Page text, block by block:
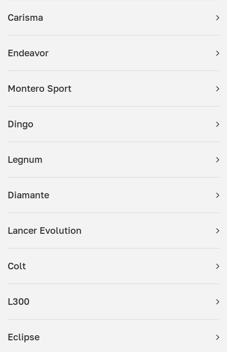
Carisma
Endeavor
Montero Sport
Dingo
Legnum
Diamante
Lancer Evolution
Colt
L300
Eclipse